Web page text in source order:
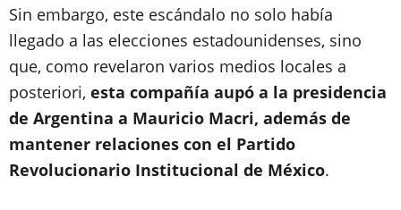
Sin embargo, este escándalo no solo había
llegado a las elecciones estadounidenses, sino
que, como revelaron varios medios locales a
posteriori, esta compañía aupó a la presidencia
de Argentina a Mauricio Macri, además de
mantener relaciones con el Partido
Revolucionario Institucional de México.